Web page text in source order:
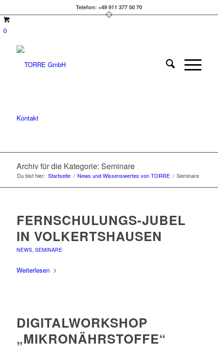
Telefon: +49 911 377 50 70
0
Kontakt
Archiv für die Kategorie: Seminare
Du bist hier: Startseite / News und Wissenswertes von TORRE / Seminare
FERNSCHULUNGS-JUBEL
IN VOLKERTSHAUSEN
NEWS, SEMINARE
Weiterlesen
DIGITALWORKSHOP
„MIKRONÄHRSTOFFE“